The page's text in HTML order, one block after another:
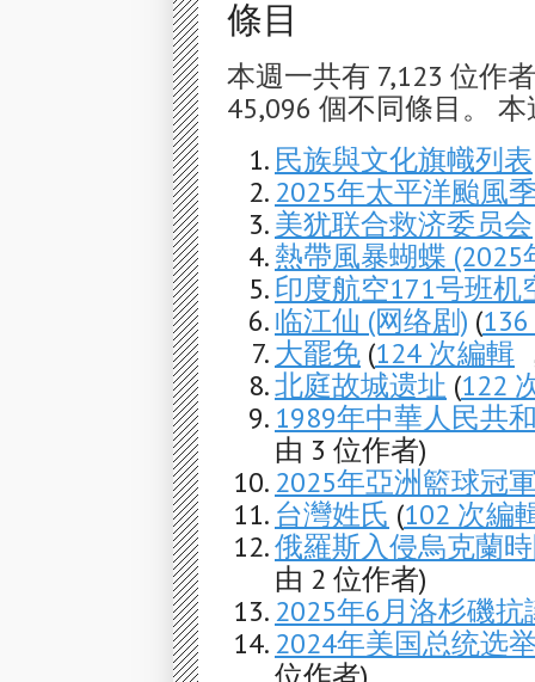
條目
本週一共有 7,123 位作
45,096 個不同條目。
民族與文化旗幟列表
2025年太平洋颱風
美犹联合救济委员会
熱帶風暴蝴蝶 (2025
印度航空171号班机
临江仙 (网络剧) (
大罷免 (124 次編輯
北庭故城遗址 (122
1989年中華人民共
由 3 位作者)
2025年亞洲籃球冠
台灣姓氏 (102 次編
俄羅斯入侵烏克蘭
由 2 位作者)
2025年6月洛杉磯抗
2024年美国总统选